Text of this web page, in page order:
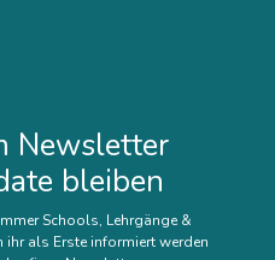
Newsletter
bleiben
Schools, Lehrgänge &
als Erste informiert werden